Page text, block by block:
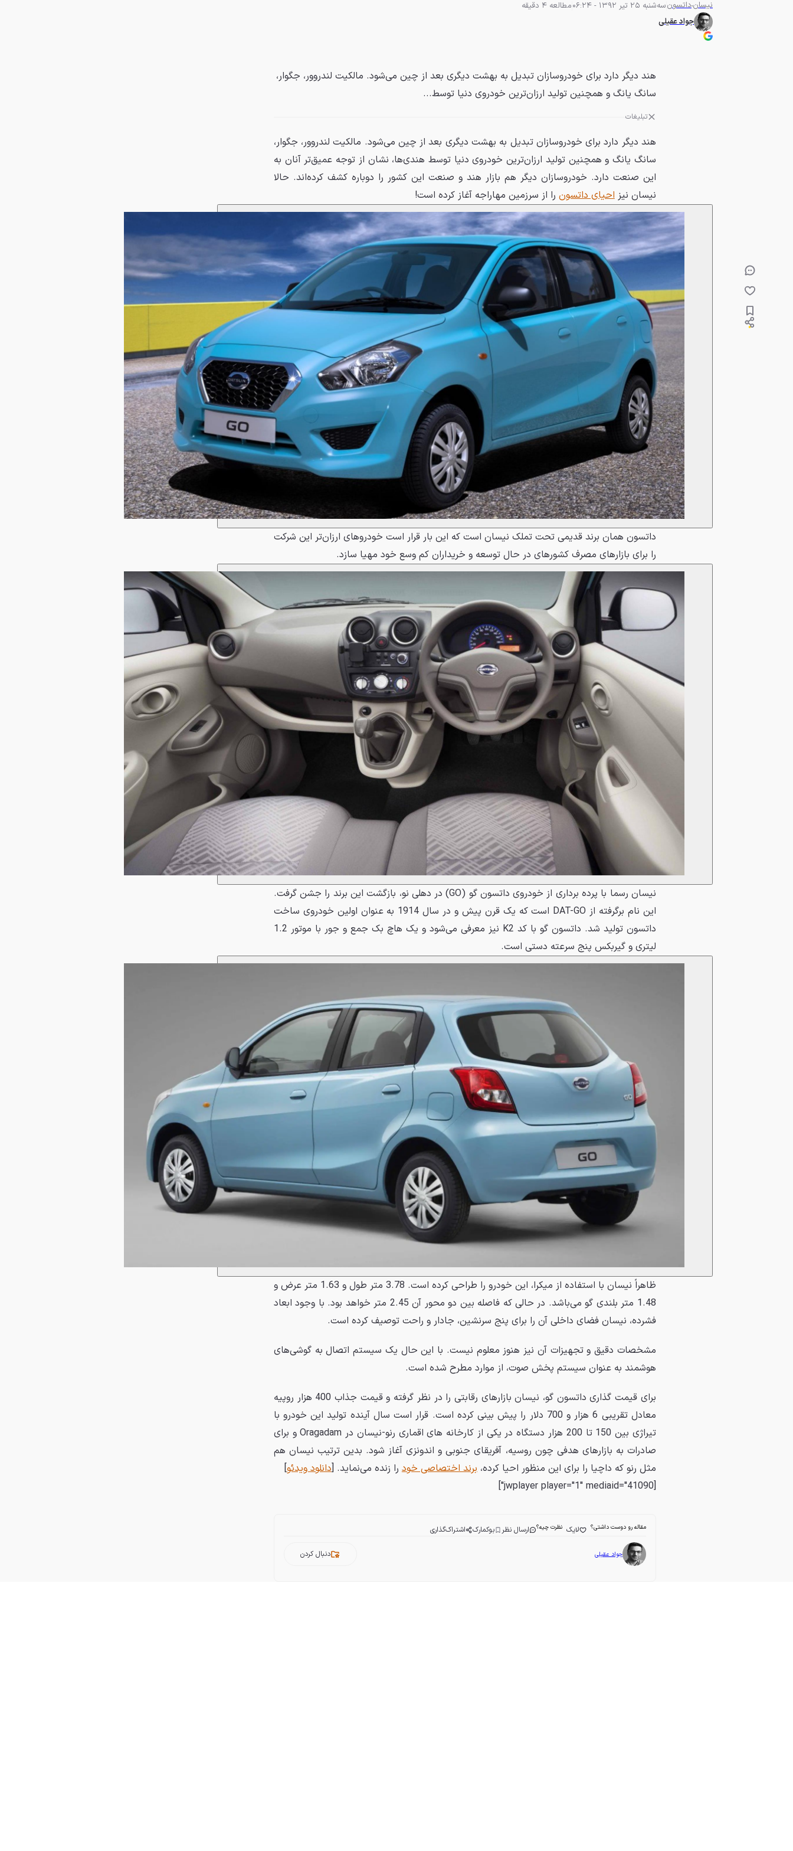
نیسانداتسونسه‌شنبه 25 تیر 1392 - 06:24
مطالعه 4 دقیقه
جواد عقیلی
هند دیگر دارد برای خودروسازان تبدیل به بهشت دیگری بعد از چین می‌شود. مالکیت لندروور، جگوار،
سانگ یانگ و همچنین تولید ارزان‌ترین خودروی دنیا توسط...
تبلیغات
هند دیگر دارد برای خودروسازان تبدیل به بهشت دیگری بعد از چین می‌شود. مالکیت لندروور، جگوار،
سانگ یانگ و همچنین تولید ارزان‌ترین خودروی دنیا توسط هندی‌ها، نشان از توجه عمیق‌تر آنان به
این صنعت دارد. خودروسازان دیگر هم بازار هند و صنعت این کشور را دوباره کشف کرده‌اند. حالا
نیسان نیزاحیای داتسون را از سرزمین مهاراجه آغاز کرده است!
داتسون همان برند قدیمی تحت تملک نیسان است که این بار قرار است خودروهای ارزان‌تر این شرکت
را برای بازارهای مصرف کشورهای در حال توسعه و خریداران کم وسع خود مهیا سازد.
نیسان رسما با پرده برداری از خودروی داتسون گو (GO) در دهلی نو، بازگشت این برند را جشن گرفت.
این نام برگرفته از DAT-GO است که یک قرن پیش و در سال 1914 به عنوان اولین خودروی ساخت
داتسون تولید شد. داتسون گو با کد K2 نیز معرفی می‌شود و یک هاچ بک جمع و جور با موتور 1.2
لیتری و گیربکس پنج سرعته دستی است.
ظاهراً نیسان با استفاده از میکرا، این خودرو را طراحی کرده است. 3.78 متر طول و 1.63 متر عرض و
1.48 متر بلندی گو می‌باشد. در حالی که فاصله بین دو محور آن 2.45 متر خواهد بود. با وجود ابعاد
فشرده، نیسان فضای داخلی آن را برای پنج سرنشین، جادار و راحت توصیف کرده است.
مشخصات دقیق و تجهیزات آن نیز هنوز معلوم نیست. با این حال یک سیستم اتصال به گوشی‌های
هوشمند به عنوان سیستم پخش صوت، از موارد مطرح شده است.
برای قیمت گذاری داتسون گو، نیسان بازارهای رقابتی را در نظر گرفته و قیمت جذاب 400 هزار روپیه
معادل تقریبی 6 هزار و 700 دلار را پیش بینی کرده است. قرار است سال آینده تولید این خودرو با
تیراژی بین 150 تا 200 هزار دستگاه در یکی از کارخانه های اقماری رنو-نیسان در Oragadam و برای
صادرات به بازارهای هدفی چون روسیه، آفریقای جنوبی و اندونزی آغاز شود. بدین ترتیب نیسان هم
مثل رنو که داچیا را برای این منظور احیا کرده،برند اختصاصی خودرا زنده می‌نماید. [دانلود ویدئو]
[jwplayer player="1" mediaid="41090"]
مقاله رو دوست داشتی؟ لایک نظرت چیه؟ ارسال نظر بوکمارک اشتراک‌گذاری
جواد عقیلی دنبال کردن